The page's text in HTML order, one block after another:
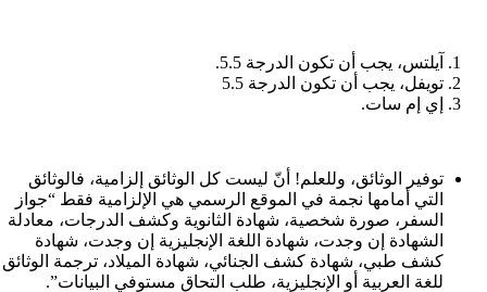
آيلتس، يجب أن تكون الدرجة 5.5.
تويفل، يجب أن تكون الدرجة 5.5
إي إم سات.
توفير الوثائق، وللعلم! أنّ ليست كل الوثائق إلزامية، فالوثائق
التي أمامها نجمة في الموقع الرسمي هي الإلزامية فقط “جواز
السفر، صورة شخصية، شهادة الثانوية وكشف الدرجات، معادلة
الشهادة إن وجدت، شهادة اللغة الإنجليزية إن وجدت، شهادة
كشف طبي، شهادة كشف الجنائي، شهادة الميلاد، ترجمة الوثائق
للغة العربية أو الإنجليزية، طلب التحاق مستوفي البيانات”.